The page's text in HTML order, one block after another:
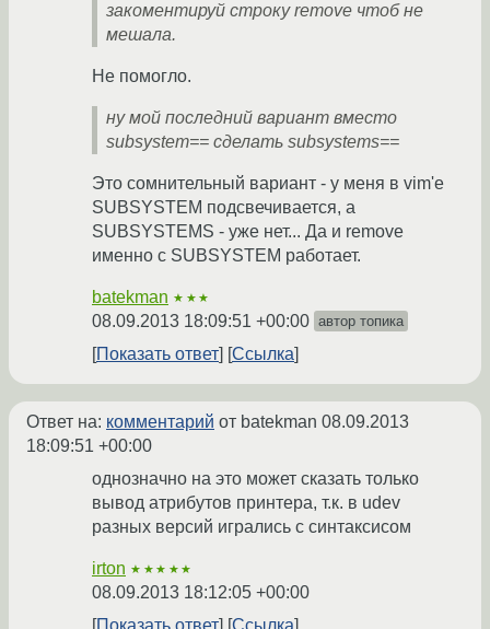
закоментируй строку remove чтоб не
мешала.
Не помогло.
ну мой последний вариант вместо
subsystem== сделать subsystems==
Это сомнительный вариант - у меня в vim'e
SUBSYSTEM подсвечивается, а
SUBSYSTEMS - уже нет... Да и remove
именно с SUBSYSTEM работает.
batekman ★★★
08.09.2013 18:09:51 +00:00 автор топика
Показать ответ Ссылка
Ответ на: комментарий от batekman 08.09.2013
18:09:51 +00:00
однозначно на это может сказать только
вывод атрибутов принтера, т.к. в udev
разных версий игрались с синтаксисом
irton ★★★★★
08.09.2013 18:12:05 +00:00